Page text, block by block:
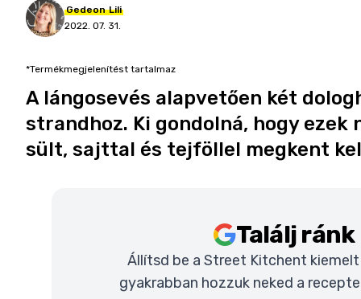
Gedeon Lili
2022. 07. 31.
*Termékmegjelenítést tartalmaz
A lángosevés alapvetően két
strandhoz. Ki gondolná, hogy
sült, sajttal és tejföllel megkent
Találj
Állítsd be a Street Kitchent
gyakrabban hozzuk neked a